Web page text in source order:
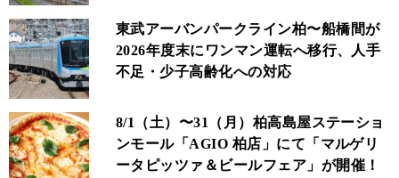
東武アーバンパークライン柏〜船橋間が
2026年度末にワンマン運転へ移行、人手
不足・少子高齢化への対応
8/1（土）〜31（月）柏高島屋ステーショ
ンモール「AGIO 柏店」にて「マルゲリ
ータピッツァ＆ビールフェア」が開催！